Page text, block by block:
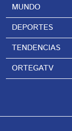
MUNDO
DEPORTES
TENDENCIAS
ORTEGATV